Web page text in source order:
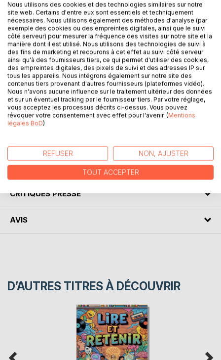
DESCRIPTION
Ce livre couvre les connaissances basiques et avancées
nécessaires pour passer l'examen de certification
Microsoft MCSD 70-483 au travers des usages et des
techniques qui sont utilisés par les développeurs. C'est le
premier tome d'une collection de deux tomes. Tous les
objectifs listés dans le programme officiel de l'examen de
certification 70-483 sont abordés. Cet ouvrage est
recommandé pour les étudiants et les lecteurs qui ont des
connaissances basiques du langage C# pour les conduire
AUTEUR(S)
CRITIQUES PRESSE
AVIS
D’AUTRES TITRES À DÉCOUVRIR
Nous utilisons des cookies et des technologies similaires sur notre
site web. Certains d'entre eux sont essentiels et techniquement
nécessaires. Nous utilisons également des méthodes d'analyse (par
exemple des cookies ou des empreintes digitales, ainsi que le suivi
côté serveur) pour mesurer la fréquence des visites sur notre site et la
manière dont il est utilisé. Nous utilisons des technologies de suivi à
des fins de marketing et recourons à cet effet au suivi côté serveur
ainsi qu'à des fournisseurs tiers, ce qui permet d'utiliser des cookies,
des empreintes digitales, des pixels de suivi et des adresses IP sur
tous les appareils. Nous intégrons également sur notre site des
contenus tiers provenant d'autres fournisseurs (plateformes vidéo).
Nous n'avons aucune influence sur le traitement ultérieur des données
et sur un éventuel tracking par le fournisseur tiers. Par votre réglage,
vous acceptez les processus décrits ci-dessus. Vous pouvez
révoquer votre consentement avec effet pour l'avenir. (Mentions
légales BoD)
REFUSER NON, AJUSTER
TOUT ACCEPTER